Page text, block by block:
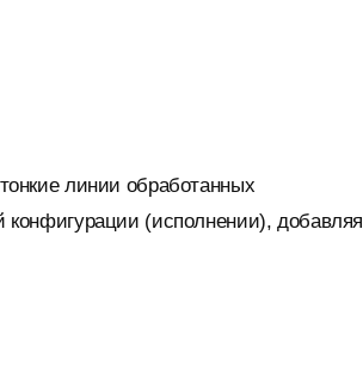
линии обработанных
конфигурации (исполнении), добавляя